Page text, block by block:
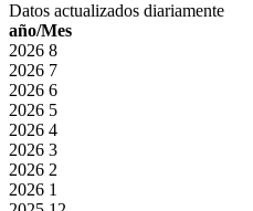
Datos actualizados diariamente
año/Mes
2026 8
2026 7
2026 6
2026 5
2026 4
2026 3
2026 2
2026 1